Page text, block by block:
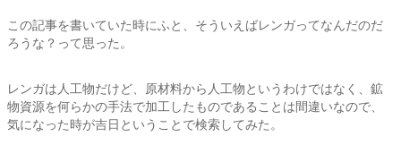
この記事を書いていた時にふと、そういえばレンガってなんだのだ
ろうな？って思った。
レンガは人工物だけど、原材料から人工物というわけではなく、鉱
物資源を何らかの手法で加工したものであることは間違いなので、
気になった時が吉日ということで検索してみた。